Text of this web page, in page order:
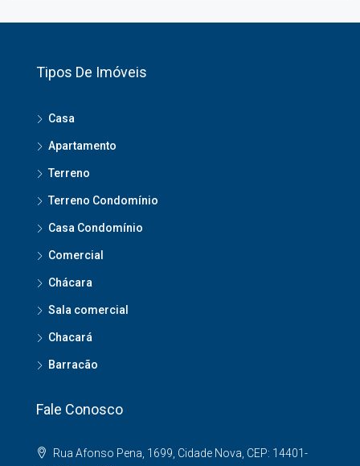
Tipos De Imóveis
Casa
Apartamento
Terreno
Terreno Condomínio
Casa Condomínio
Comercial
Chácara
Sala comercial
Chacará
Barracão
Fale Conosco
Rua Afonso Pena, 1699, Cidade Nova, CEP: 14401-